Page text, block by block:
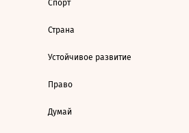
Спорт
Страна
Устойчивое развитие
Право
Думай